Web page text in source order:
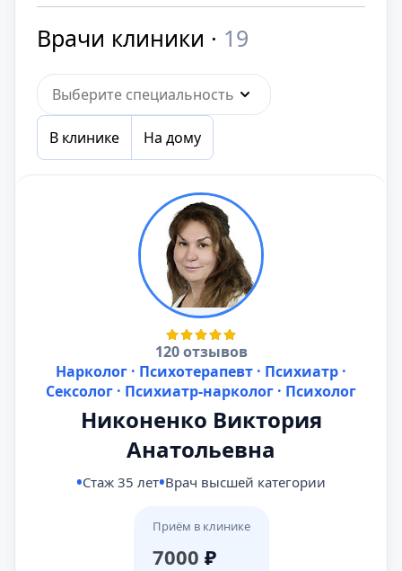
Врачи клиники · 19
Выберите специальность
В клинике На дому
120 отзывов
Нарколог · Психотерапевт · Психиатр ·
Сексолог · Психиатр-нарколог · Психолог
Никоненко Виктория
Анатольевна
Стаж 35 лет Врач высшей категории
Приём в клинике
7000 ₽